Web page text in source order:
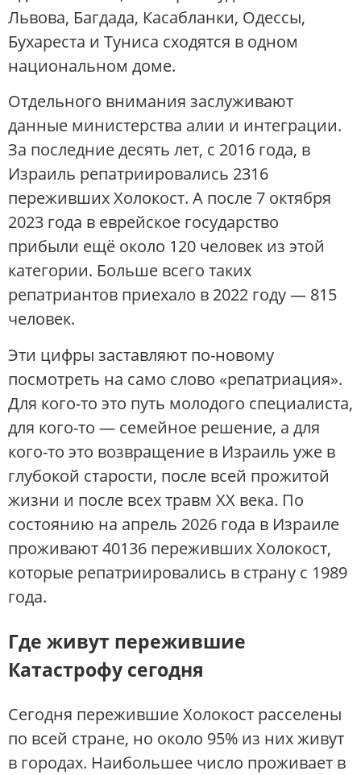
Львова, Багдада, Касабланки, Одессы,
Бухареста и Туниса сходятся в одном
национальном доме.
Отдельного внимания заслуживают
данные министерства алии и интеграции.
За последние десять лет, с 2016 года, в
Израиль репатриировались 2316
переживших Холокост. А после 7 октября
2023 года в еврейское государство
прибыли ещё около 120 человек из этой
категории. Больше всего таких
репатриантов приехало в 2022 году — 815
человек.
Эти цифры заставляют по-новому
посмотреть на само слово «репатриация».
Для кого-то это путь молодого специалиста,
для кого-то — семейное решение, а для
кого-то это возвращение в Израиль уже в
глубокой старости, после всей прожитой
жизни и после всех травм XX века. По
состоянию на апрель 2026 года в Израиле
проживают 40136 переживших Холокост,
которые репатриировались в страну с 1989
года.
Где живут пережившие
Катастрофу сегодня
Сегодня пережившие Холокост расселены
по всей стране, но около 95% из них живут
в городах. Наибольшее число проживает в